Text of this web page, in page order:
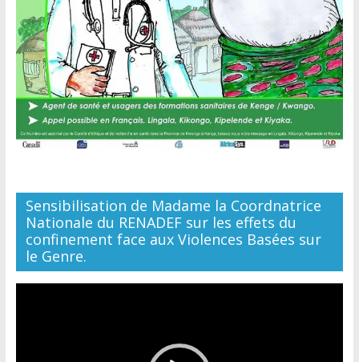
Sensibilisation de Madame la Coordnatrice
Nationale du RENADEF sur les effets du
confinement face aux Violences Basées sur
le Genre.